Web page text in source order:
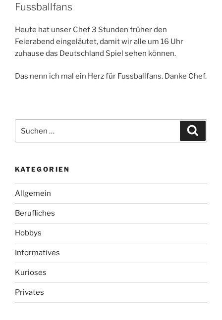
Fussballfans
Heute hat unser Chef 3 Stunden früher den
Feierabend eingeläutet, damit wir alle um 16 Uhr
zuhause das Deutschland Spiel sehen können.
Das nenn ich mal ein Herz für Fussballfans. Danke Chef.
nach:
KATEGORIEN
Allgemein
Berufliches
Hobbys
Informatives
Kurioses
Privates